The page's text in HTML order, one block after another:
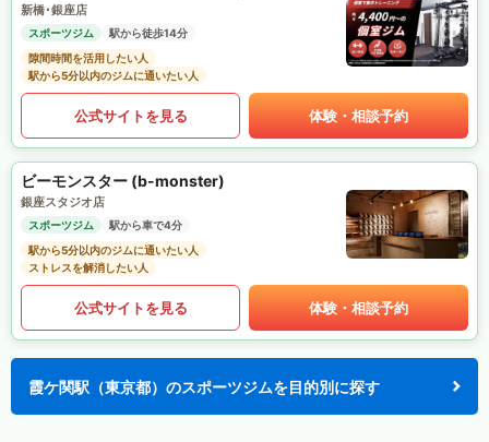
新橋･銀座店
スポーツジム
駅から徒歩14分
隙間時間を活用したい人
駅から5分以内のジムに通いたい人
公式サイトを見る 体験・相談予約
ビーモンスター (b-monster)
銀座スタジオ店
スポーツジム
駅から車で4分
駅から5分以内のジムに通いたい人
ストレスを解消したい人
公式サイトを見る 体験・相談予約
霞ケ関駅（東京都）のスポーツジムを目的別に探す